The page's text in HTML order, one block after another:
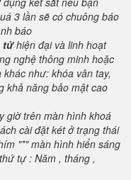
3 lần sẽ có chuông báo
báo
tửhiện đại và linh hoạt
nghệ thông minh hoặc
như: khóa vân tay,
năng bảo mật cao
giờ trên màn hình khoá
cài đặt két ở trạng thái
"*" màn hình hiển sáng
tự : Năm , tháng ,